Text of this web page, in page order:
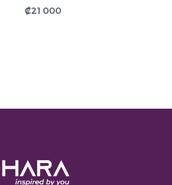
₡21 000